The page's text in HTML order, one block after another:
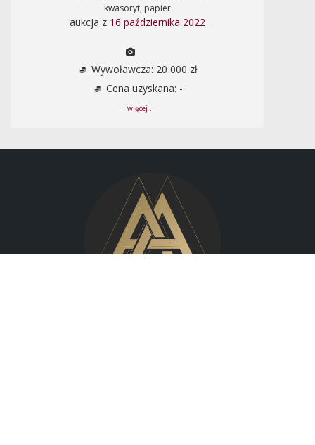
kwasoryt, papier
aukcja z 16 października 2022
Wywoławcza: 20 000 zł
Cena uzyskana: -
... więcej ...